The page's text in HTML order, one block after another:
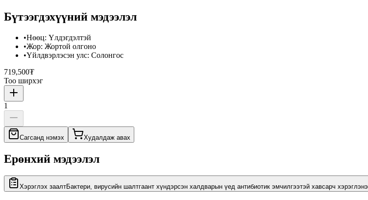
Бүтээгдэхүүний мэдээлэл
•Нөөц: Үлдэгдэлтэй
•Жор: Жортой олгоно
•Үйлдвэрлэсэн улс: Солонгос
719,500₮
Тоо ширхэг
1
Сагсанд нэмэх Худалдаж авах
Ерөнхий мэдээлэл
Хэрэглэх заалтБактери, вирусийн шалтгаант хүндэрсэн халдварын үед антибиотик эмчилгээтэй хавсарч хэрэглэнэ.